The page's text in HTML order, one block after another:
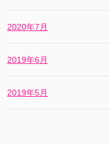
2020年7月
2019年6月
2019年5月